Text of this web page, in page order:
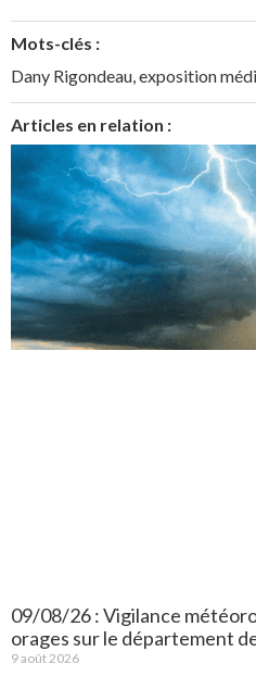
Mots-clés :
Dany Rigondeau exposition
Articles en relation :
09/08/26 : Vigilance
orages sur le département
9 août 2026